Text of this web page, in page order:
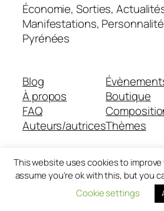
Économie, Sorties,
Manifestations,
Pyrénées
Blog
À propos
FAQ
Auteurs/autrices
Boutique
Thèmes
Twenty Twenty-Five
This website uses cookies to
assume you're ok with this, but you
Cookie settings